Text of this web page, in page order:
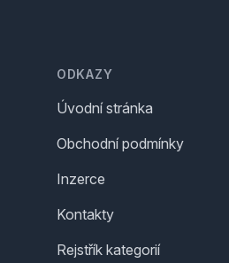
ODKAZY
Úvodní stránka
Obchodní podmínky
Inzerce
Kontakty
Rejstřík kategorií